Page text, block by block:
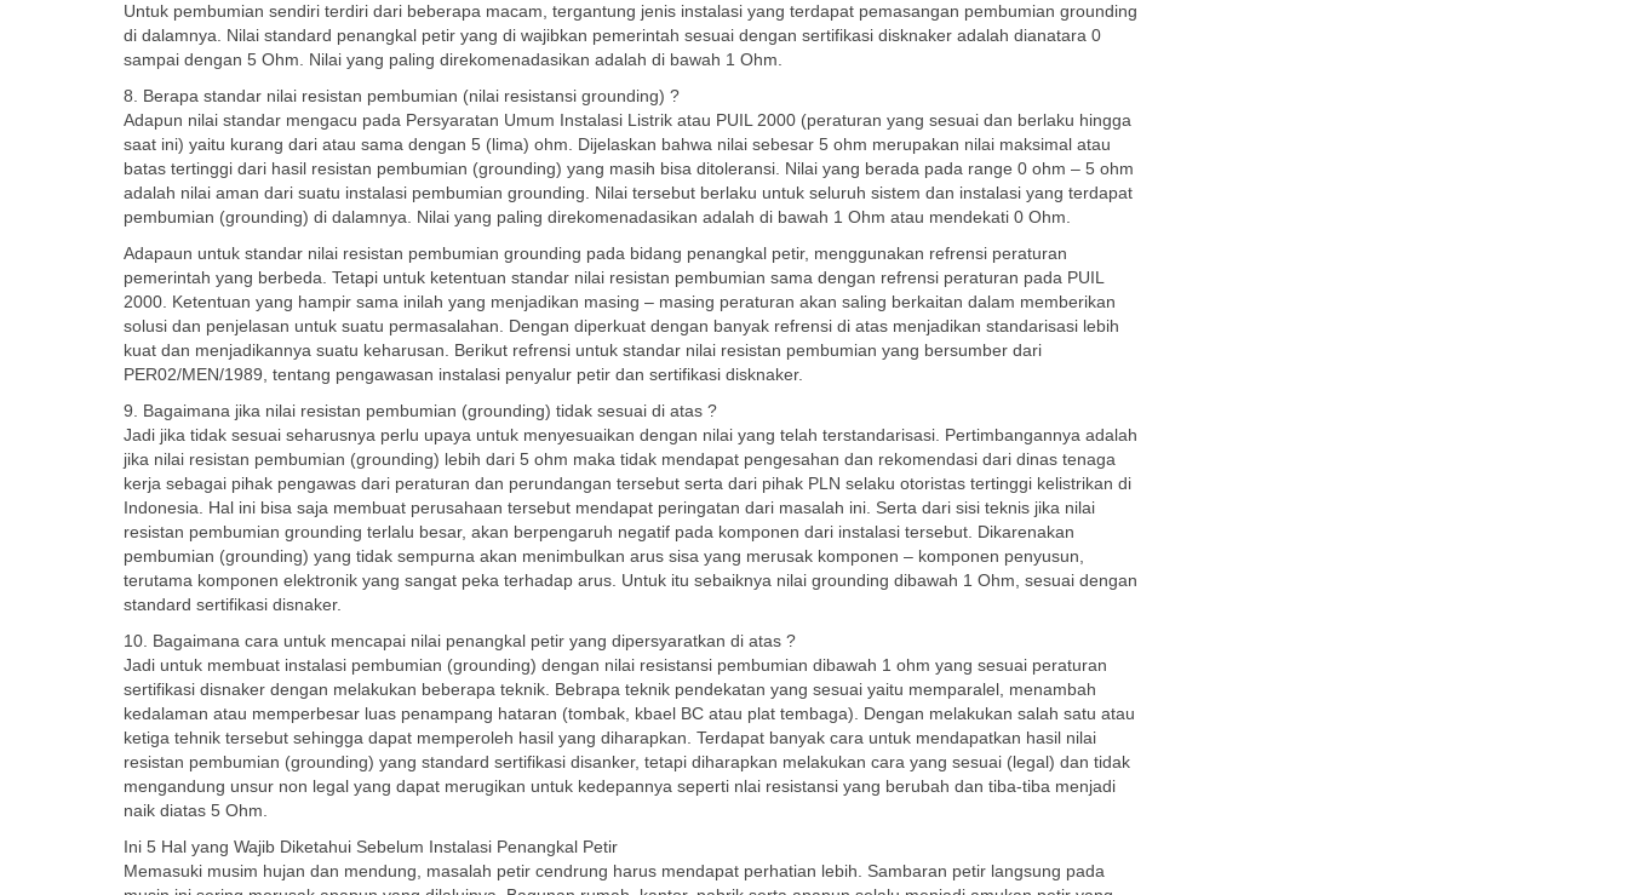
Untuk pembumian sendiri terdiri dari beberapa macam, tergantung jenis instalasi yang terdapat pemasangan pembumian grounding
di dalamnya. Nilai standard penangkal petir yang di wajibkan pemerintah sesuai dengan sertifikasi disknaker adalah dianatara 0
sampai dengan 5 Ohm. Nilai yang paling direkomenadasikan adalah di bawah 1 Ohm.
8. Berapa standar nilai resistan pembumian (nilai resistansi grounding) ?
Adapun nilai standar mengacu pada Persyaratan Umum Instalasi Listrik atau PUIL 2000 (peraturan yang sesuai dan berlaku hingga
saat ini) yaitu kurang dari atau sama dengan 5 (lima) ohm. Dijelaskan bahwa nilai sebesar 5 ohm merupakan nilai maksimal atau
batas tertinggi dari hasil resistan pembumian (grounding) yang masih bisa ditoleransi. Nilai yang berada pada range 0 ohm – 5 ohm
adalah nilai aman dari suatu instalasi pembumian grounding. Nilai tersebut berlaku untuk seluruh sistem dan instalasi yang terdapat
pembumian (grounding) di dalamnya. Nilai yang paling direkomenadasikan adalah di bawah 1 Ohm atau mendekati 0 Ohm.
Adapaun untuk standar nilai resistan pembumian grounding pada bidang penangkal petir, menggunakan refrensi peraturan
pemerintah yang berbeda. Tetapi untuk ketentuan standar nilai resistan pembumian sama dengan refrensi peraturan pada PUIL
2000. Ketentuan yang hampir sama inilah yang menjadikan masing – masing peraturan akan saling berkaitan dalam memberikan
solusi dan penjelasan untuk suatu permasalahan. Dengan diperkuat dengan banyak refrensi di atas menjadikan standarisasi lebih
kuat dan menjadikannya suatu keharusan. Berikut refrensi untuk standar nilai resistan pembumian yang bersumber dari
PER02/MEN/1989, tentang pengawasan instalasi penyalur petir dan sertifikasi disknaker.
9. Bagaimana jika nilai resistan pembumian (grounding) tidak sesuai di atas ?
Jadi jika tidak sesuai seharusnya perlu upaya untuk menyesuaikan dengan nilai yang telah terstandarisasi. Pertimbangannya adalah
jika nilai resistan pembumian (grounding) lebih dari 5 ohm maka tidak mendapat pengesahan dan rekomendasi dari dinas tenaga
kerja sebagai pihak pengawas dari peraturan dan perundangan tersebut serta dari pihak PLN selaku otoristas tertinggi kelistrikan di
Indonesia. Hal ini bisa saja membuat perusahaan tersebut mendapat peringatan dari masalah ini. Serta dari sisi teknis jika nilai
resistan pembumian grounding terlalu besar, akan berpengaruh negatif pada komponen dari instalasi tersebut. Dikarenakan
pembumian (grounding) yang tidak sempurna akan menimbulkan arus sisa yang merusak komponen – komponen penyusun,
terutama komponen elektronik yang sangat peka terhadap arus. Untuk itu sebaiknya nilai grounding dibawah 1 Ohm, sesuai dengan
standard sertifikasi disnaker.
10. Bagaimana cara untuk mencapai nilai penangkal petir yang dipersyaratkan di atas ?
Jadi untuk membuat instalasi pembumian (grounding) dengan nilai resistansi pembumian dibawah 1 ohm yang sesuai peraturan
sertifikasi disnaker dengan melakukan beberapa teknik. Bebrapa teknik pendekatan yang sesuai yaitu memparalel, menambah
kedalaman atau memperbesar luas penampang hataran (tombak, kbael BC atau plat tembaga). Dengan melakukan salah satu atau
ketiga tehnik tersebut sehingga dapat memperoleh hasil yang diharapkan. Terdapat banyak cara untuk mendapatkan hasil nilai
resistan pembumian (grounding) yang standard sertifikasi disanker, tetapi diharapkan melakukan cara yang sesuai (legal) dan tidak
mengandung unsur non legal yang dapat merugikan untuk kedepannya seperti nlai resistansi yang berubah dan tiba-tiba menjadi
naik diatas 5 Ohm.
Ini 5 Hal yang Wajib Diketahui Sebelum Instalasi Penangkal Petir
Memasuki musim hujan dan mendung, masalah petir cendrung harus mendapat perhatian lebih. Sambaran petir langsung pada